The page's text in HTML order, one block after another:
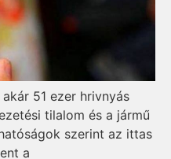
51 ezer hrivnyás
tilalom és a jármű
szerint az ittas
a